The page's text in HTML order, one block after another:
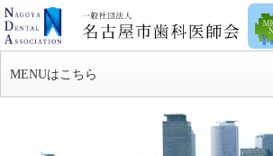
MENUはこちら